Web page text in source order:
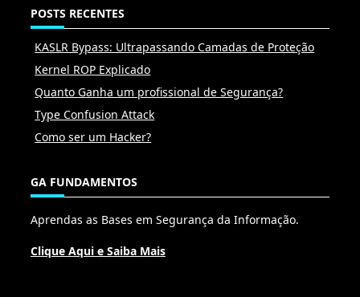
POSTS RECENTES
KASLR Bypass: Ultrapassando Camadas de Proteção
Kernel ROP Explicado
Quanto Ganha um profissional de Segurança?
Type Confusion Attack
Como ser um Hacker?
GA FUNDAMENTOS
Aprendas as Bases em Segurança da Informação.
Clique Aqui e Saiba Mais